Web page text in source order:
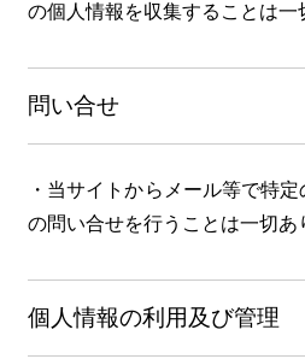
の個人情報を収集することは一
問い合せ
・当サイトからメール等で特
の問い合せを行うことは一切あ
個人情報の利用及び管理